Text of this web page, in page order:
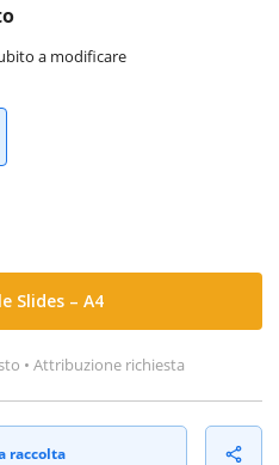
a modificare
Slides – A4
• Attribuzione richiesta
raccolta